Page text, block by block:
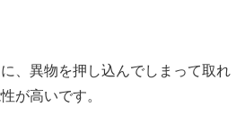
、異物を押し込んでしまって取れ
が高いです。